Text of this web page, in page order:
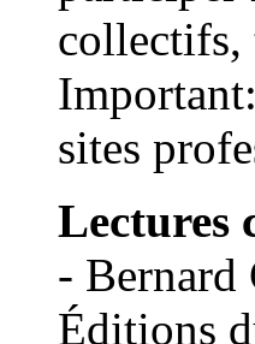
collectifs,
sites
Lectures
- Bernard
Éditions